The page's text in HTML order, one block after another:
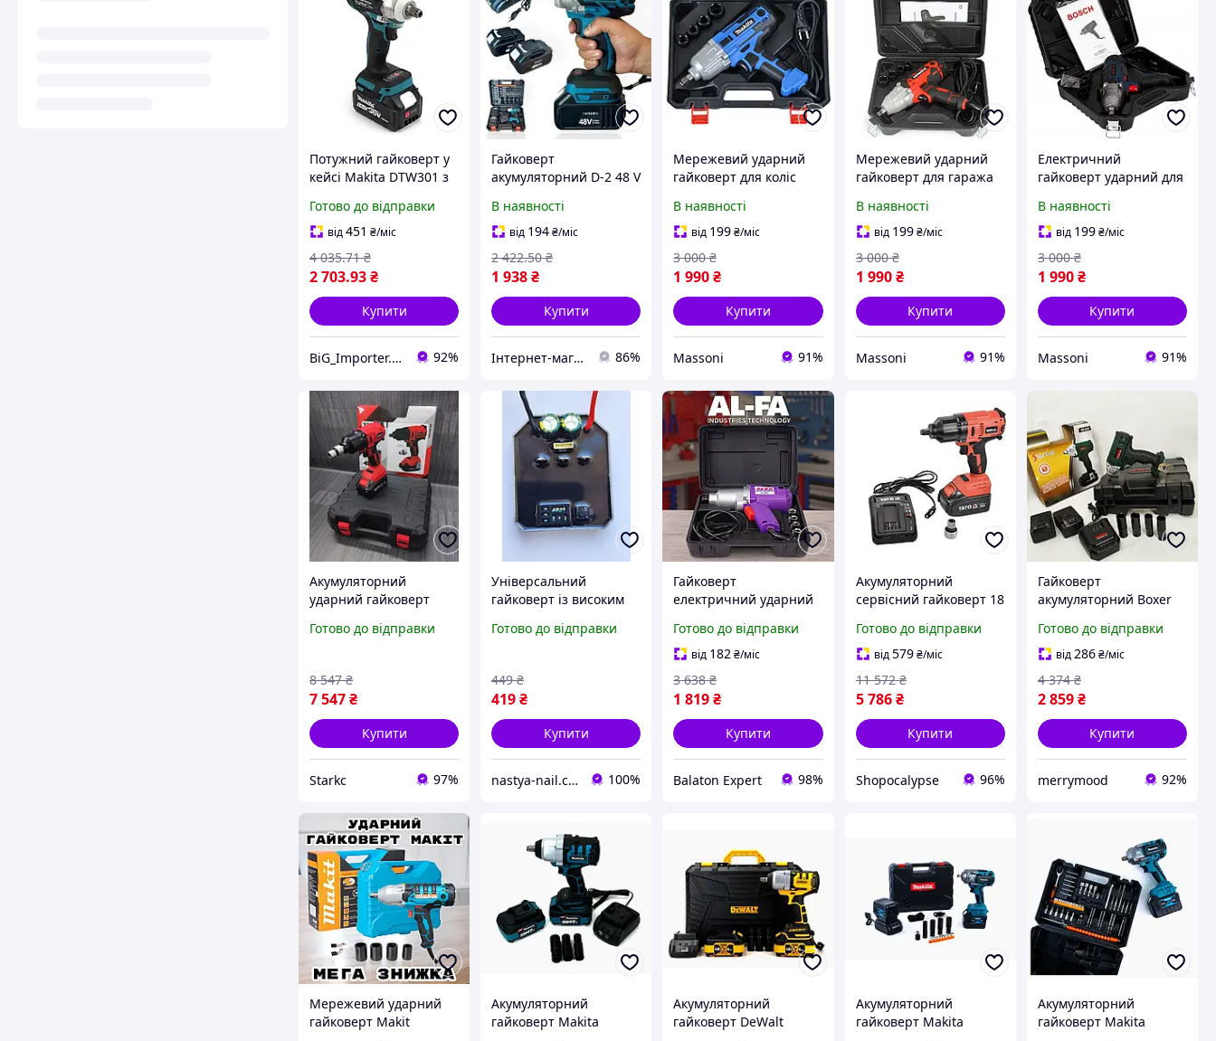
Потужний гайковерт у
кейсі Makita DTW301 з
моментом 300 Нм з 2
АКБ + ЗП у комплекті
Готово до відправки
від451 ₴/міс
2 703.93₴
4 035.71 ₴
Купити
BiG_Importer.UA 92%
Гайковерт
акумуляторний D-2 48 V
2 акумулятори 5.0 Ah
максимальний крутний
В наявності
від 194₴/міс
1 938₴
2 422.50 ₴
Купити
Інтернет-магазин Cool Top 86%
Мережевий ударний
гайковерт для коліс
моментом 550 Нм 2 кВт
Макіта з 4 торцевими
пластиковому кейсі
В наявності
від 199₴/міс
1 990₴
3 000 ₴
Купити
Massoni 91%
Мережевий ударний
гайковерт для гаража
моментом 550 Нм 2 кВт
Хонда гайковерт для
головками
В наявності
від 199 ₴/міс
1 990 ₴
3 000 ₴
Купити
Massoni 91%
Електричний
гайковерт ударний для
моментом 550 Нм 2 кВт
Бош гайкокрут + 4
17/19/21/23 мм
В наявності
від 199₴/міс
1 990₴
3 000 ₴
Купити
Massoni 91%
Акумуляторний
ударний гайковерт
крутним моментом 700
двигуном і зарядкою, +
кейс
Готово до відправки
7 547₴
8 547 ₴
Купити
Starkс 97%
Універсальний
гайковерт із високим
500/600 Нм, плата
Готово до відправки
419₴
449 ₴
Купити
nastya-nail.com.ua 100%
Гайковерт
електричний ударний
2000 Вт і крутним
моментом 750 Нм для
шиномонтажу та
ремонту 230 В
Готово до відправки
від 182₴/міс
1 819₴
3 638 ₴
Купити
Balaton Expert 98%
Акумуляторний
сервісний гайковерт 18
електрична ударна
система для ремонту
авто
Готово до відправки
від579 ₴/міс
5 786 ₴
11 572 ₴
Купити
Shopocalypse 96%
Гайковерт
акумуляторний Boxer
потужний інструмент з
крутним моментом 400
Нм ударний гайковерт
Готово до відправки
від286₴/міс
2 859₴
4 374 ₴
Купити
merrymood 92%
Мережевий ударний
гайковерт Makit
Акумуляторний
гайковерт Makita
Акумуляторний
гайковерт DeWalt
Акумуляторний
гайковерт Makita
Акумуляторний
гайковерт Makita